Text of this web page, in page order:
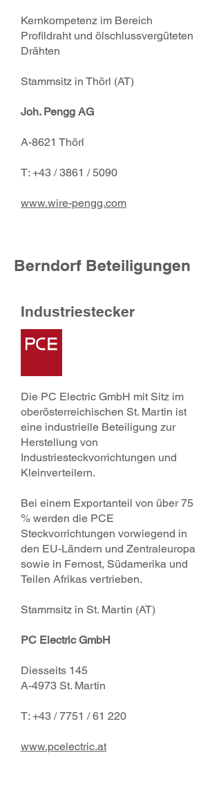
Kernkompetenz im Bereich
Profildraht und ölschlussvergüteten
Drähten
Stammsitz in Thörl (AT)
Joh. Pengg AG
A-8621 Thörl
T: +43 / 3861 / 5090
www.wire-pengg.com
Berndorf Beteiligungen
Industriestecker
Die PC Electric GmbH mit Sitz im
oberösterreichischen St. Martin ist
eine industrielle Beteiligung zur
Herstellung von
Industriesteckvorrichtungen und
Kleinverteilern.
Bei einem Exportanteil von über 75
% werden die PCE
Steckvorrichtungen vorwiegend in
den EU-Ländern und Zentraleuropa
sowie in Fernost, Südamerika und
Teilen Afrikas vertrieben.
Stammsitz in St. Martin (AT)
PC Electric GmbH
Diesseits 145
A-4973 St. Martin
T: +43 / 7751 / 61 220
www.pcelectric.at